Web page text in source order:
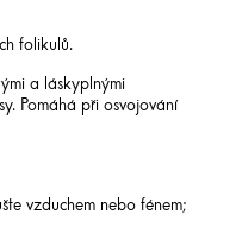
folikulů.
a láskyplnými
Pomáhá při osvojování
vzduchem nebo fénem;